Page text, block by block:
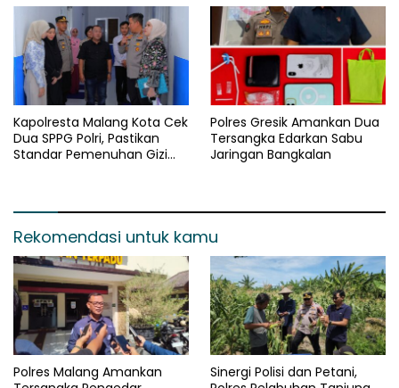
Kapolresta Malang Kota Cek
Dua SPPG Polri, Pastikan
Standar Pemenuhan Gizi
Polres Gresik Amankan Dua
Tersangka Edarkan Sabu
Jaringan Bangkalan
Rekomendasi untuk kamu
Polres Malang Amankan
Sinergi Polisi dan Petani,